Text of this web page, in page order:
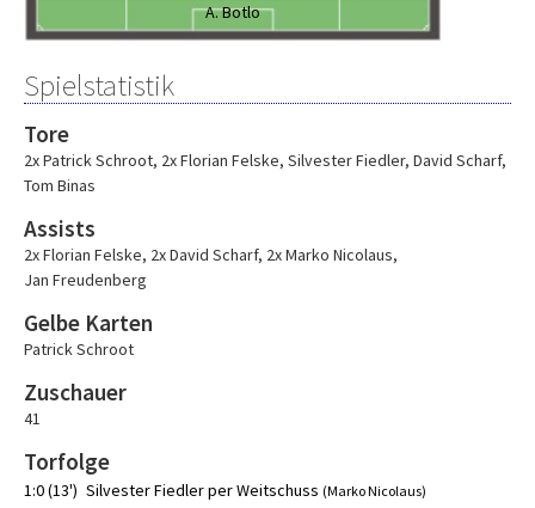
A. Botlo
Spielstatistik
Tore
2x Patrick Schroot, 2x Florian Felske, Silvester Fiedler, David Scharf,
Tom Binas
Assists
2x Florian Felske, 2x David Scharf, 2x Marko Nicolaus,
Jan Freudenberg
Gelbe Karten
Patrick Schroot
Zuschauer
41
Torfolge
1:0 (13') Silvester Fiedler per Weitschuss (Marko Nicolaus)